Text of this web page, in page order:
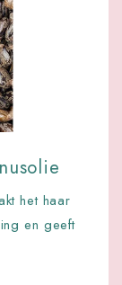
het haar
en geeft